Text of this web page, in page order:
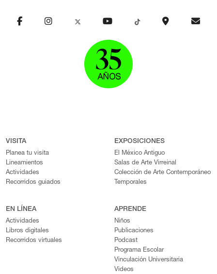
VISITA
Planea tu visita
Lineamientos
Actividades
Recorridos guiados
EXPOSICIONES
El México Antiguo
Salas de Arte Virreinal
Colección de Arte Contemporáneo
Temporales
EN LÍNEA
Actividades
Libros digitales
Recorridos virtuales
APRENDE
Niños
Publicaciones
Podcast
Programa Escolar
Vinculación Universitaria
Videos